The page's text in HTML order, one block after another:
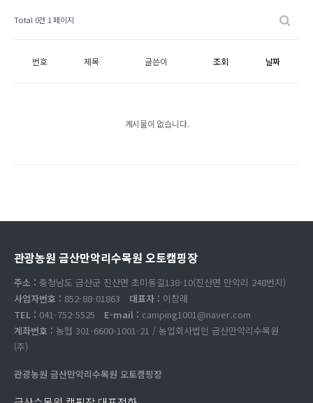
Total 0건 1 페이지
번호 제목 글쓴이 조회 날짜
게시물이 없습니다.
관광농원 금산만악리수목원 오토캠핑장
주소 : 충청남도 금산군 진산면 초미동길138-10(진산면 만악리 248번지)
사업자번호 : 852-88-01863 대표자 : 이창래
TEL : 041-752-5525 E-mail : camping1001@naver.com
계좌번호 : 농협 301-6600-1001-21 / 농업회사법인 금산만악리수목원
(주)
관광농원 금산만악리수목원 오토캠핑장